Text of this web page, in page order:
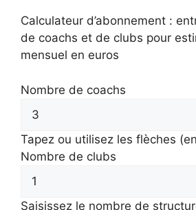
Calculateur d’abonnement :
de coachs et de clubs pour
mensuel en euros
Nombre de coachs
Tapez ou utilisez les flèches
Nombre de clubs
Saisissez le nombre de